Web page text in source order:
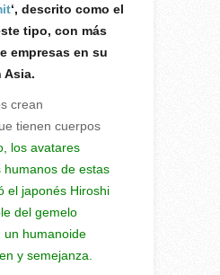
‘, descrito como el
tipo, con más
empresas en su
Asia.
crean
tienen cuerpos
los avatares
de estas
el japonés Hiroshi
del gemelo
un humanoide
y semejanza.